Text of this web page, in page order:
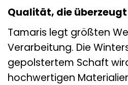
Qualität, die überzeugt
Tamaris legt größten
Verarbeitung. Die
gepolstertem Schaft
hochwertigen